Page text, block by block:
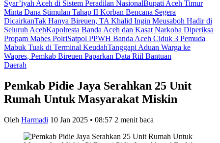
Syar’iyah Aceh di Sistem Peradilan NasionalBupati Aceh Timur
Minta Dana Stimulan Tahap II Korban Bencana Segera
DicairkanTak Hanya Bireuen, TA Khalid Ingin Meusaboh Hadir di
Seluruh AcehKapolresta Banda Aceh dan Kasat Narkoba Diperiksa
Propam Mabes PolriSatpol PPWH Banda Aceh Ciduk 3 Pemuda
Mabuk Tuak di Terminal KeudahTanggapi Aduan Warga ke
Wapres, Pemkab Bireuen Paparkan Data Riil Bantuan
Daerah
Pemkab Pidie Jaya Serahkan 25 Unit
Rumah Untuk Masyarakat Miskin
Oleh Harmadi 10 Jan 2025 • 08:57 2 menit baca